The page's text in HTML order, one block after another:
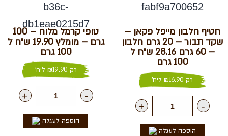
חטיף חלבון מייפל פקאן –
שקד תבור – 20 גרם חלבון
– 60 גרם 28.16 ש״ח ל
100 גרם
רק ₪16.90 ליח'
-
+
הוספה לעגלה
טופי קרמל מלוח – 100
גרם – מומלץ 19.90 ש״ח ל
100 גרם
רק ₪19.90 ליח'
-
+
הוספה לעגלה